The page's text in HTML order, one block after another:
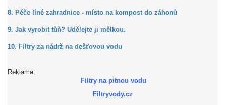
8. Péče líné zahradnice - místo na kompost do záhonů
9. Jak vyrobit tůň? Udělejte ji mělkou.
10. Filtry za nádrž na dešťovou vodu
Reklama:
Filtry na pitnou vodu
Filtryvody.cz